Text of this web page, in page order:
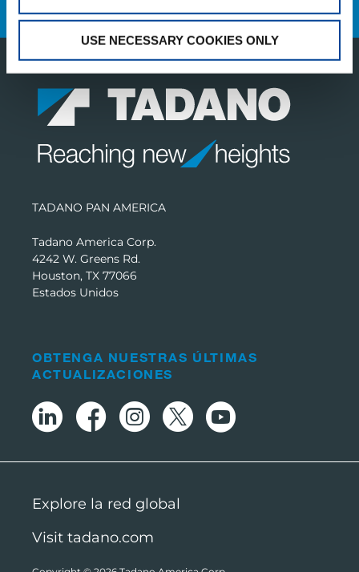
USE NECESSARY COOKIES ONLY
TADANO PAN AMERICA
Tadano America Corp.
4242 W. Greens Rd.
Houston, TX 77066
Estados Unidos
OBTENGA NUESTRAS ÚLTIMAS
ACTUALIZACIONES
Explore la red global
Visit tadano.com